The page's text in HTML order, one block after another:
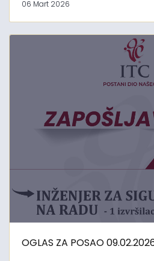
06 Mart 2026
OGLAS ZA POSAO